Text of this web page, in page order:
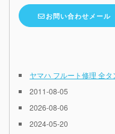
お問い合わせメール
ヤマハ フルート修理 全
2011-08-05
2026-08-06
2024-05-20